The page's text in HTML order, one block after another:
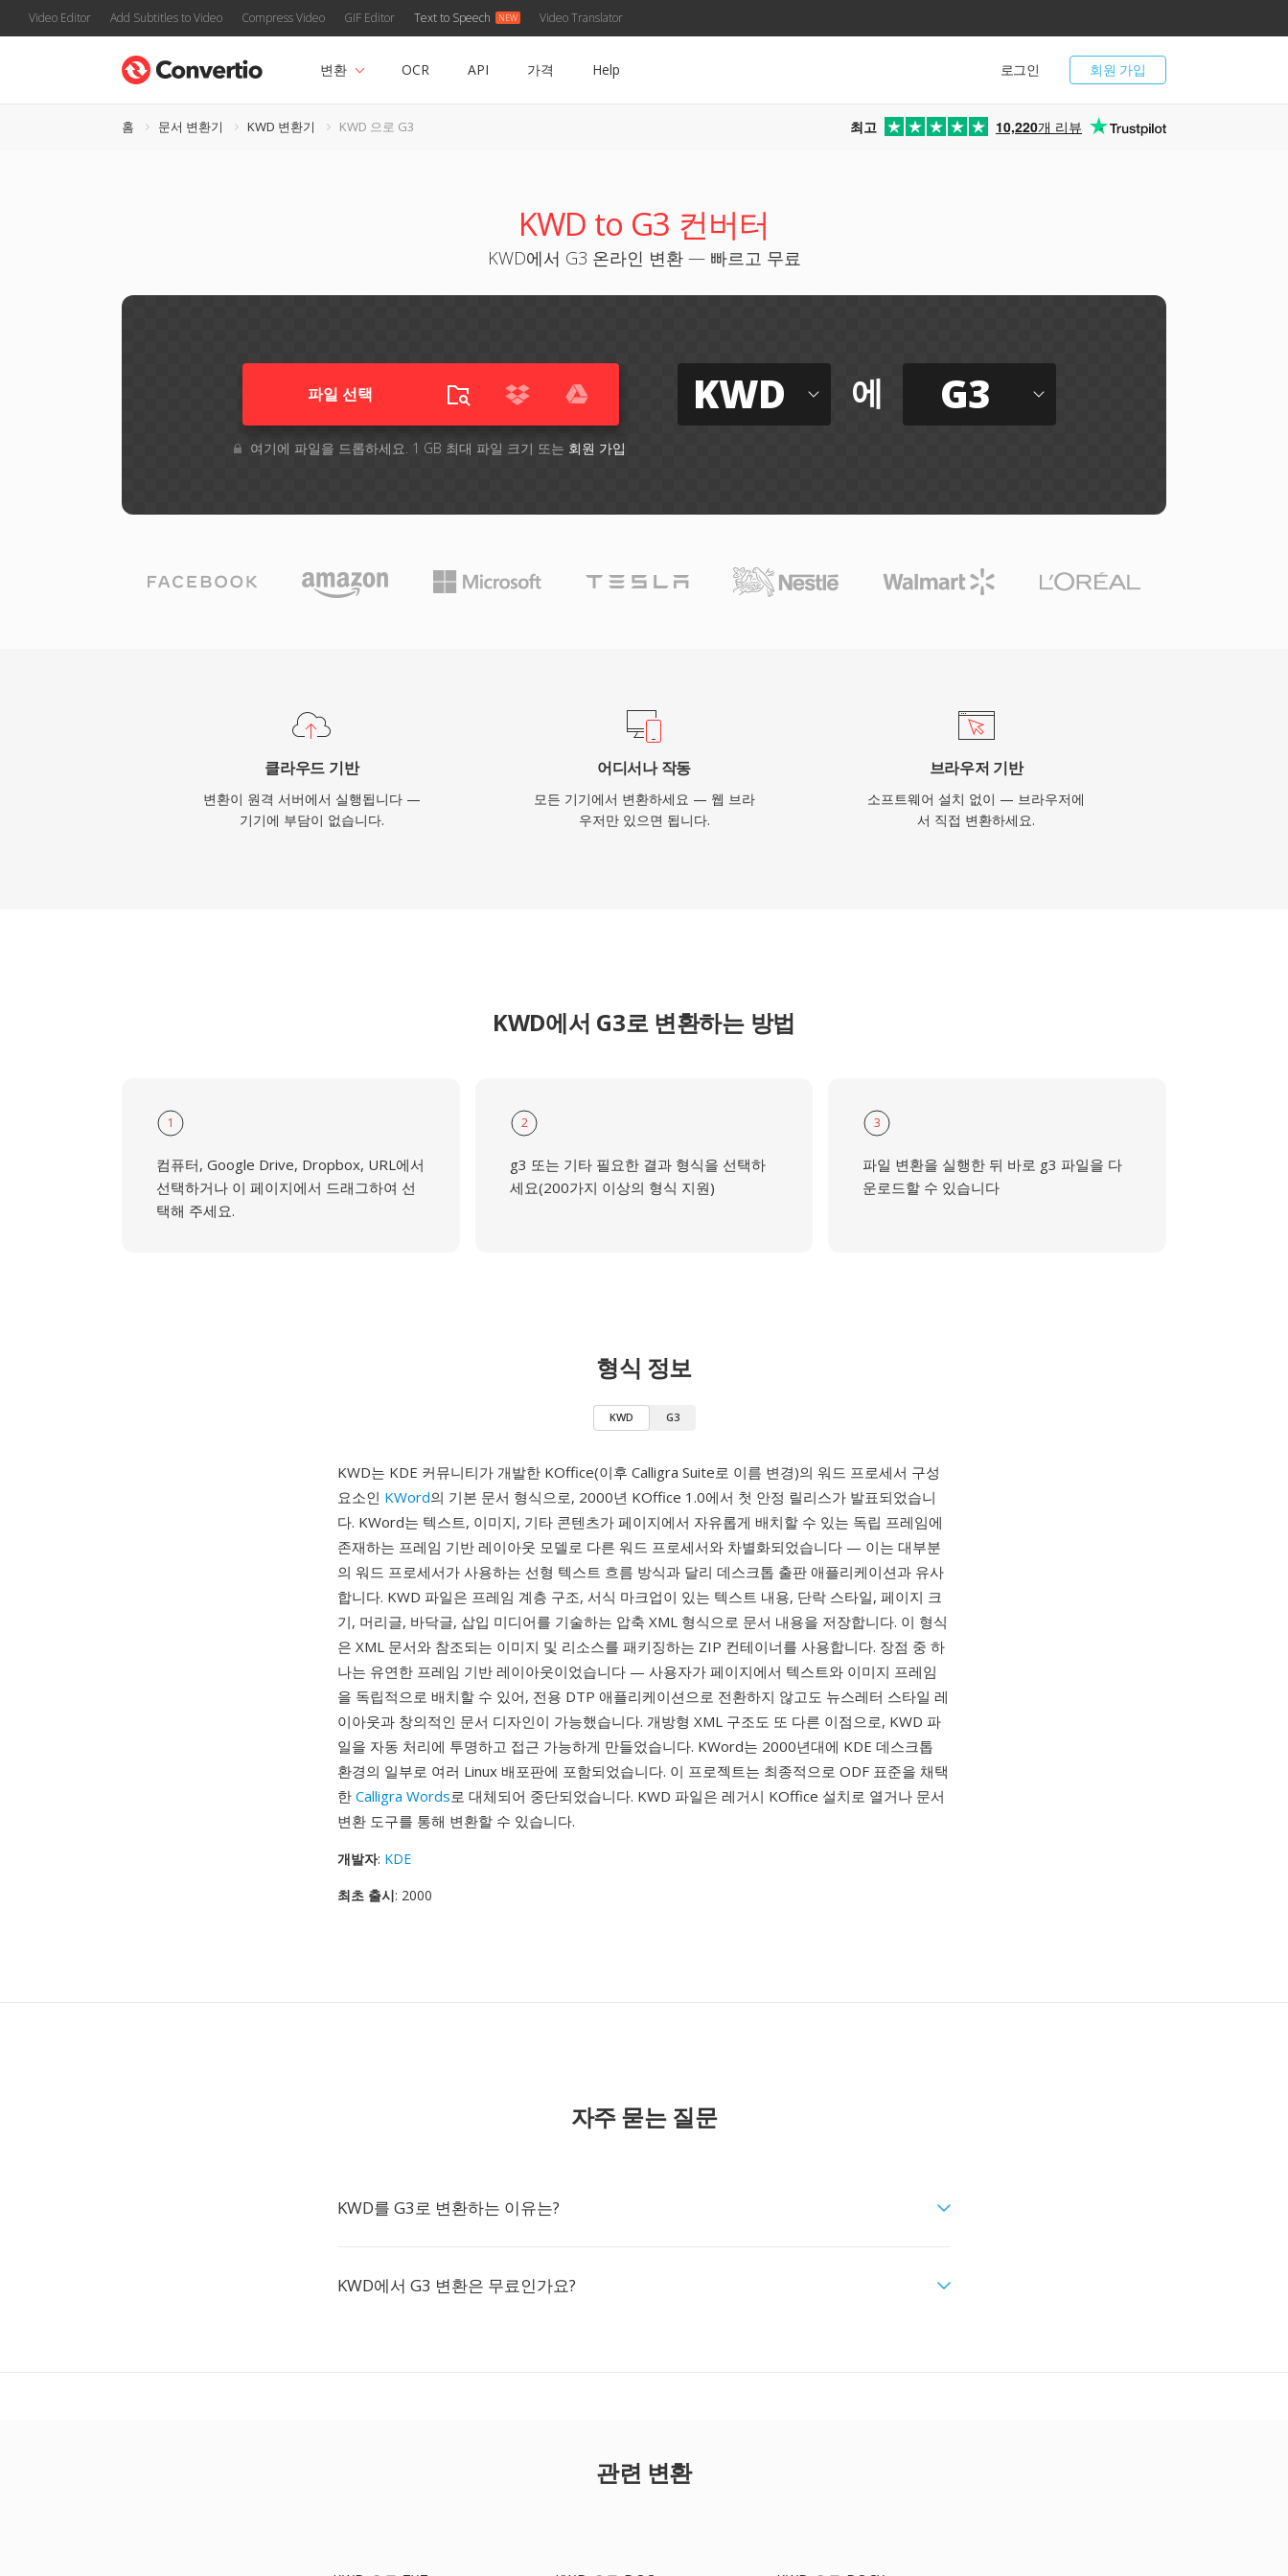
Video Editor Add Subtitles to Video Compress Video GIF Editor Text to Speech Video Translator
회원 가입
로그인
변환 OCR API 가격 Help
홈 문서 변환기 KWD 변환기 KWD 으로 G3 최고 10,220개 리뷰
KWD to G3 컨버터
KWD에서 G3 온라인 변환 — 빠르고 무료
파일 선택
여기에 파일을 드롭하세요. 1 GB 최대 파일 크기 또는 회원 가입
KWD 에 G3
클라우드 기반
변환이 원격 서버에서 실행됩니다 —
기기에 부담이 없습니다.
어디서나 작동
모든 기기에서 변환하세요 — 웹 브라
우저만 있으면 됩니다.
브라우저 기반
소프트웨어 설치 없이 — 브라우저에
서 직접 변환하세요.
KWD에서 G3로 변환하는 방법
1
컴퓨터, Google Drive, Dropbox, URL에서
선택하거나 이 페이지에서 드래그하여 선
택해 주세요.
2
g3 또는 기타 필요한 결과 형식을 선택하
세요(200가지 이상의 형식 지원)
3
파일 변환을 실행한 뒤 바로 g3 파일을 다
운로드할 수 있습니다
형식 정보
KWD G3
KWD는 KDE 커뮤니티가 개발한 KOffice(이후 Calligra Suite로 이름 변경)의 워드 프로세서 구성
요소인 KWord의 기본 문서 형식으로, 2000년 KOffice 1.0에서 첫 안정 릴리스가 발표되었습니
다. KWord는 텍스트, 이미지, 기타 콘텐츠가 페이지에서 자유롭게 배치할 수 있는 독립 프레임에
존재하는 프레임 기반 레이아웃 모델로 다른 워드 프로세서와 차별화되었습니다 — 이는 대부분
의 워드 프로세서가 사용하는 선형 텍스트 흐름 방식과 달리 데스크톱 출판 애플리케이션과 유사
합니다. KWD 파일은 프레임 계층 구조, 서식 마크업이 있는 텍스트 내용, 단락 스타일, 페이지 크
기, 머리글, 바닥글, 삽입 미디어를 기술하는 압축 XML 형식으로 문서 내용을 저장합니다. 이 형식
은 XML 문서와 참조되는 이미지 및 리소스를 패키징하는 ZIP 컨테이너를 사용합니다. 장점 중 하
나는 유연한 프레임 기반 레이아웃이었습니다 — 사용자가 페이지에서 텍스트와 이미지 프레임
을 독립적으로 배치할 수 있어, 전용 DTP 애플리케이션으로 전환하지 않고도 뉴스레터 스타일 레
이아웃과 창의적인 문서 디자인이 가능했습니다. 개방형 XML 구조도 또 다른 이점으로, KWD 파
일을 자동 처리에 투명하고 접근 가능하게 만들었습니다. KWord는 2000년대에 KDE 데스크톱
환경의 일부로 여러 Linux 배포판에 포함되었습니다. 이 프로젝트는 최종적으로 ODF 표준을 채택
한 Calligra Words로 대체되어 중단되었습니다. KWD 파일은 레거시 KOffice 설치로 열거나 문서
변환 도구를 통해 변환할 수 있습니다.
개발자: KDE
최초 출시: 2000
자주 묻는 질문
KWD를 G3로 변환하는 이유는?
KWD에서 G3 변환은 무료인가요?
관련 변환